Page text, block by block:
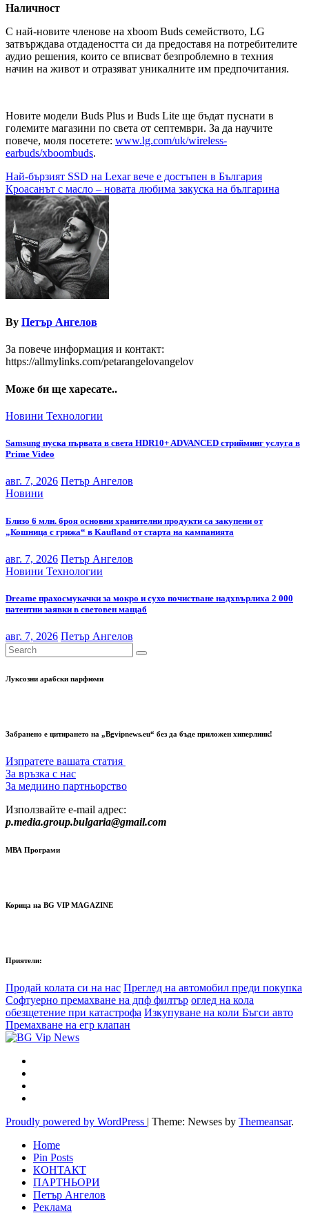
Наличност
С най-новите членове на xboom Buds семейството, LG
затвърждава отдадеността си да предоставя на потребителите
аудио решения, които се вписват безпроблемно в техния
начин на живот и отразяват уникалните им предпочитания.
Новите модели Buds Plus и Buds Lite ще бъдат пуснати в
големите магазини по света от септември. За да научите
повече, моля посетете: www.lg.com/uk/wireless-
earbuds/xboombuds.
Навигация
Най-бързият SSD на Lexar вече е достъпен в България
Кроасанът с масло – новата любима закуска на българина
By Петър Ангелов
За повече информация и контакт:
https://allmylinks.com/petarangelovangelov
Може би ще харесате..
Новини Технологии
Samsung пуска първата в света HDR10+ ADVANCED стрийминг услуга в
Prime Video
авг. 7, 2026 Петър Ангелов
Новини
Близо 6 млн. броя основни хранителни продукти са закупени от
„Кошница с грижа“ в Kaufland от старта на кампанията
авг. 7, 2026 Петър Ангелов
Новини Технологии
Dreame прахосмукачки за мокро и сухо почистване надхвърлиха 2 000
патентни заявки в световен мащаб
авг. 7, 2026 Петър Ангелов
Луксозни арабски парфюми
Забранено е цитирането на „Bgvipnews.eu“ без да бъде приложен хиперлинк!
Изпратете вашата статия
За връзка с нас
За медиино партньорство
Използвайте e-mail адрес:
p.media.group.bulgaria@gmail.com
МВА Програми
Корица на BG VIP MAGAZINE
Приятели:
Продай колата си на нас Преглед на автомобил преди покупка
Софтуерно премахване на дпф филтър оглед на кола
обезщетение при катастрофа Изкупуване на коли Бъгси авто
Премахване на егр клапан
Proudly powered by WordPress | Theme: Newses by Themeansar.
Home
Pin Posts
КОНТАКТ
ПАРТНЬОРИ
Петър Ангелов
Реклама